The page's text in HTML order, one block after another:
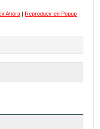
Ahora | Reproducir en Popup |